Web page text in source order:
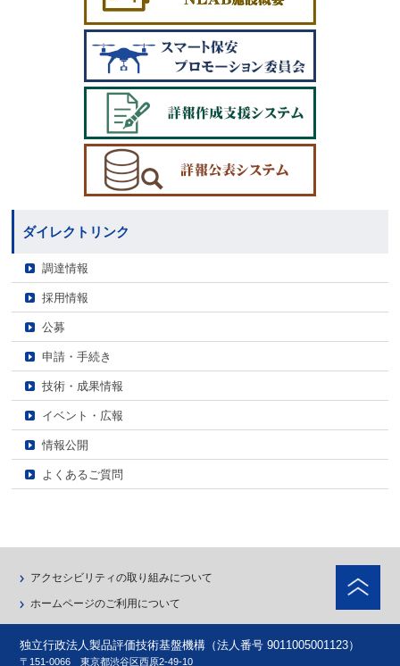
ダイレクトリンク
調達情報
採用情報
公募
申請・手続き
技術・成果情報
イベント・広報
情報公開
よくあるご質問
アクセシビリティの取り組みについて
ホームページのご利用について
独立行政法人製品評価技術基盤機構（法人番号 9011005001123）
〒151-0066 東京都渋谷区西原2-49-10